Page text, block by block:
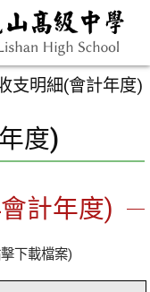
支明細(會計年度)
度)
計年度)
下載檔案)